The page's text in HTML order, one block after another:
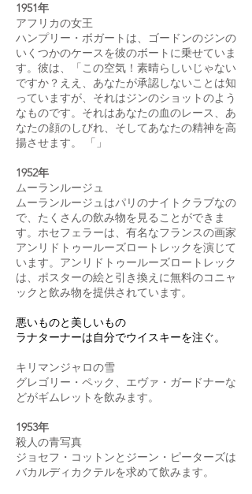
1951年
アフリカの女王
ハンプリー・ボガートは、ゴードンのジンの
いくつかのケースを彼のボートに乗せていま
す。彼は、「この空気！素晴らしいじゃない
ですか？ええ、あなたが承認しないことは知
っていますが、それはジンのショットのよう
なものです。それはあなたの血のレース、あ
なたの顔のしびれ、そしてあなたの精神を高
揚させます。 「」
1952年
ムーランルージュ
ムーランルージュはパリのナイトクラブなの
で、たくさんの飲み物を見ることができま
す。ホセフェラーは、有名なフランスの画家
アンリドトゥールーズロートレックを演じて
います。アンリドトゥールーズロートレック
は、ポスターの絵と引き換えに無料のコニャ
ックと飲み物を提供されています。
悪いものと美しいもの
ラナターナーは自分でウイスキーを注ぐ。
キリマンジャロの雪
グレゴリー・ペック、エヴァ・ガードナーな
どがギムレットを飲みます。
1953年
殺人の青写真
ジョセフ・コットンとジーン・ピーターズは
バカルディカクテルを求めて飲みます。